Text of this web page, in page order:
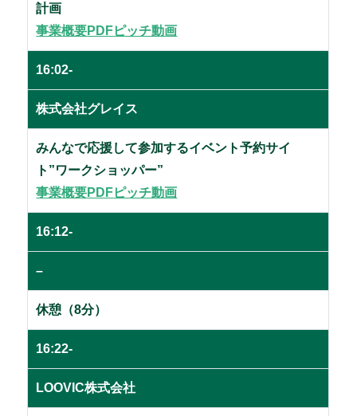
計画
事業概要PDFピッチ動画
16:02-
株式会社グレイス
みんなで応援して参加するイベント予約サイ
ト”ワークショッパー”
事業概要PDFピッチ動画
16:12-
–
休憩（8分）
16:22-
LOOVIC株式会社